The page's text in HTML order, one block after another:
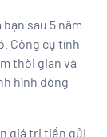
sau 5 năm
Công cụ tính
thời gian và
hình dòng
giá trị tiền gửi